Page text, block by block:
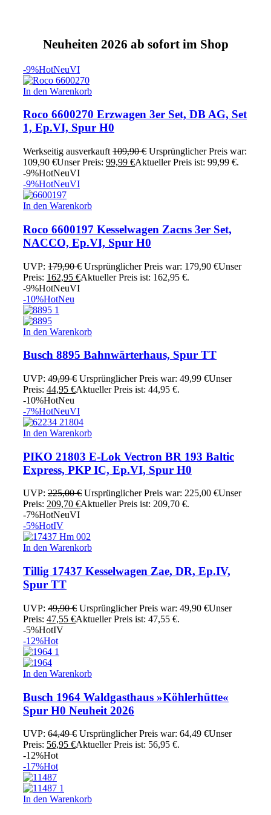
Neuheiten 2026 ab sofort im Shop
-9%HotNeuVI
In den Warenkorb
Roco 6600270 Erzwagen 3er Set, DB AG, Set
1, Ep.VI, Spur H0
Werkseitig ausverkauft 109,90€ Ursprünglicher Preis war:
109,90 €Unser Preis: 99,99 €Aktueller Preis ist: 99,99 €.
-9%HotNeuVI
-9%HotNeuVI
In den Warenkorb
Roco 6600197 Kesselwagen Zacns 3er Set,
NACCO, Ep.VI, Spur H0
UVP: 179,90€ Ursprünglicher Preis war: 179,90 €Unser
Preis: 162,95 €Aktueller Preis ist: 162,95 €.
-9%HotNeuVI
-10%HotNeu
In den Warenkorb
Busch 8895 Bahnwärterhaus, Spur TT
UVP: 49,99€ Ursprünglicher Preis war: 49,99 €Unser
Preis: 44,95 €Aktueller Preis ist: 44,95 €.
-10%HotNeu
-7%HotNeuVI
In den Warenkorb
PIKO 21803 E-Lok Vectron BR 193 Baltic
Express, PKP IC, Ep.VI, Spur H0
UVP: 225,00€ Ursprünglicher Preis war: 225,00 €Unser
Preis: 209,70 €Aktueller Preis ist: 209,70 €.
-7%HotNeuVI
-5%HotIV
In den Warenkorb
Tillig 17437 Kesselwagen Zae, DR, Ep.IV,
Spur TT
UVP: 49,90€ Ursprünglicher Preis war: 49,90 €Unser
Preis: 47,55 €Aktueller Preis ist: 47,55 €.
-5%HotIV
-12%Hot
In den Warenkorb
Busch 1964 Waldgasthaus »Köhlerhütte«
Spur H0 Neuheit 2026
UVP: 64,49€ Ursprünglicher Preis war: 64,49 €Unser
Preis: 56,95 €Aktueller Preis ist: 56,95 €.
-12%Hot
-17%Hot
In den Warenkorb